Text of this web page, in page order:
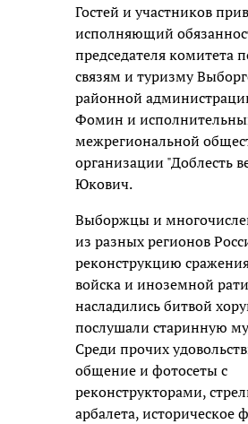
Гостей и участников
исполняющий
председателя комитета
связям и туризму
районной
Фомин и
межрегиональной
организации "Доблесть
Юкович.
Выборжцы и
из разных регионов
реконструкцию
войска и иноземной
насладились битвой
послушали старинную
Среди прочих
общение и фотосеты с
реконструкторами,
арбалета, историческое